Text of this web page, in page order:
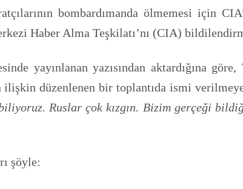
bombardımanda ölmemesi için
Haber Alma Teşkilatı’nı (CIA)
yayınlanan yazısından aktardığına
ilişkin düzenlenen bir toplantıda ismi
Ruslar çok kızgın. Bizim gerçeği
şöyle: